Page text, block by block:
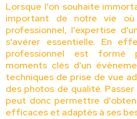
Lorsque l'on souhaite
important de notre vie où
professionnel, l'expertise
s'avérer essentielle. En
professionnel est formé
moments clés d'un
techniques de prise de vue
des photos de qualité.
peut donc permettre
efficaces et adaptés à ses